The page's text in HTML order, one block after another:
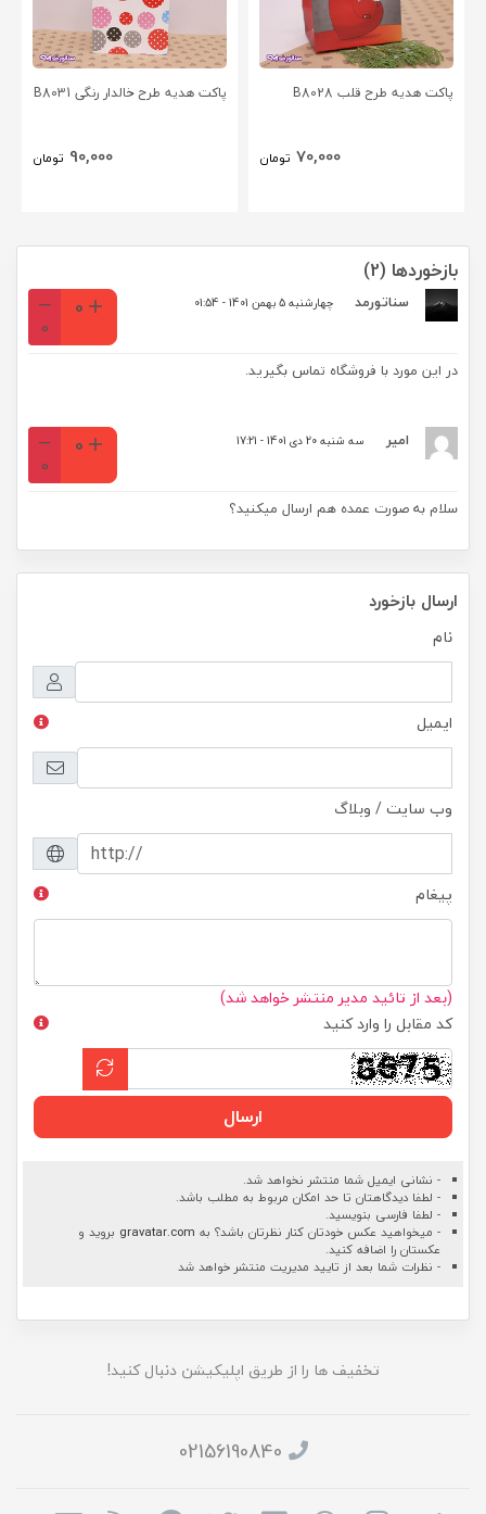
پاکت هدیه طرح قلب B8028
70,000 تومان
پاکت هدیه طرح خالدار رنگی B8031
90,000 تومان
بازخوردها (2)
سناتورمد چهارشنبه 5 بهمن 1401 - 01:54 0
0
در این مورد با فروشگاه تماس بگیرید.
امیر سه شنبه 20 دی 1401 - 17:21 0
0
سلام به صورت عمده هم ارسال میکنید؟
ارسال بازخورد
نام
ایمیل
وب سایت / وبلاگ
پیغام
(بعد از تائید مدیر منتشر خواهد شد)
کد مقابل را وارد کنید
ارسال
- نشانی ایمیل شما منتشر نخواهد شد.
- لطفا دیدگاهتان تا حد امکان مربوط به مطلب باشد.
- لطفا فارسی بنویسید.
- میخواهید عکس خودتان کنار نظرتان باشد؟ به gravatar.com بروید و
عکستان را اضافه کنید.
- نظرات شما بعد از تایید مدیریت منتشر خواهد شد
تخفیف ها را از طریق اپلیکیشن دنبال کنید!
02156190840